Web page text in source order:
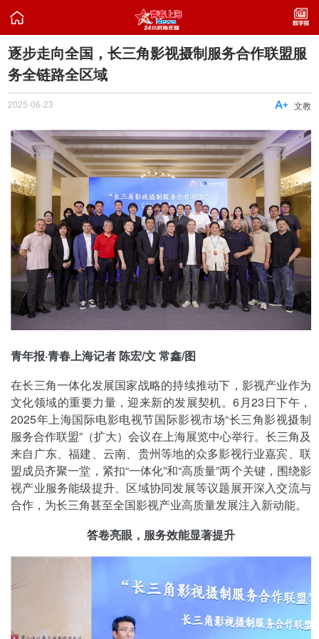

逐步走向全国，长三角影视摄制服务合作联盟服
务全链路全区域
2025-06-23 文教

青年报·青春上海记者 陈宏/文 常鑫/图
在长三角一体化发展国家战略的持续推动下，影视产业作为
文化领域的重要力量，迎来新的发展契机。6月23日下午，
2025年上海国际电影电视节国际影视市场“长三角影视摄制
服务合作联盟”（扩大）会议在上海展览中心举行。长三角及
来自广东、福建、云南、贵州等地的众多影视行业嘉宾、联
盟成员齐聚一堂，紧扣“一体化”和“高质量”两个关键，围绕影
视产业服务能级提升、区域协同发展等议题展开深入交流与
合作，为长三角甚至全国影视产业高质量发展注入新动能。
答卷亮眼，服务效能显著提升